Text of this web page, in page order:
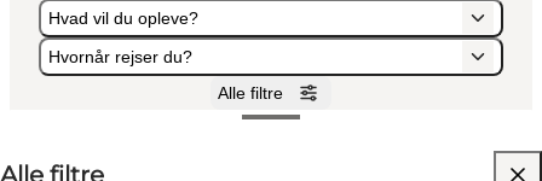
Hvad vil du opleve?
Hvornår rejser du?
Alle filtre
Jeg rejser med ...
Hvad vil du opleve?
Hvornår rejser du?
Alle filtre